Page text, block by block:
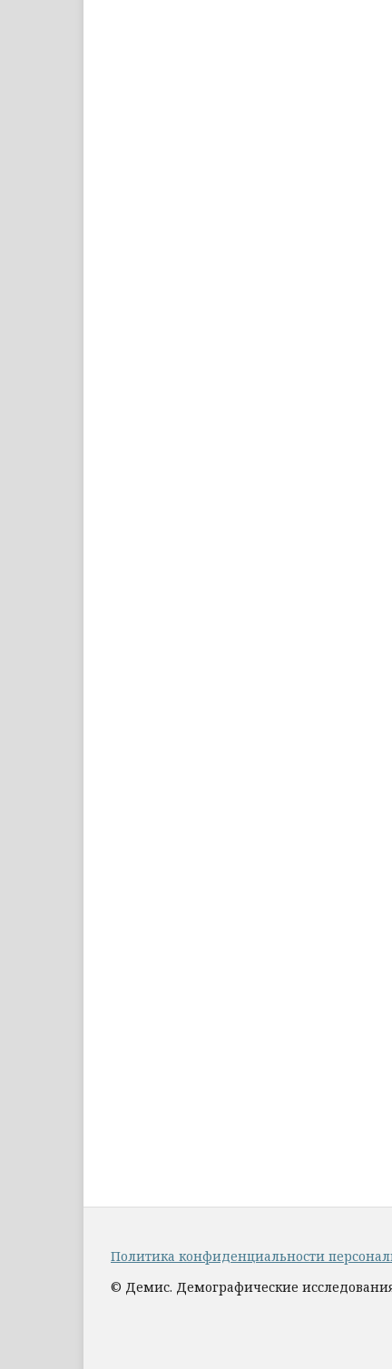
Политика конфиденциальности
© Демис. Демографические